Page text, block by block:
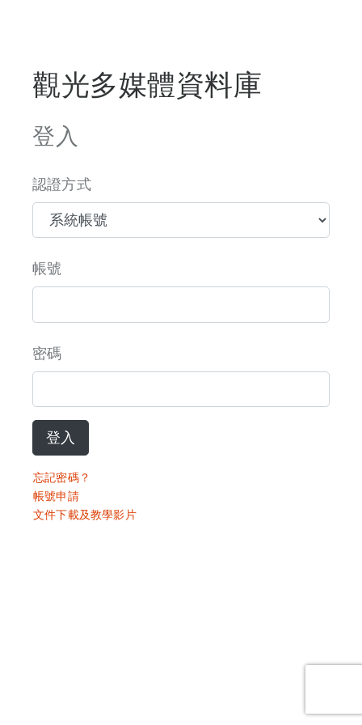
觀光多媒體資料庫
登入
認證方式
帳號
密碼
登入
忘記密碼？
帳號申請
文件下載及教學影片